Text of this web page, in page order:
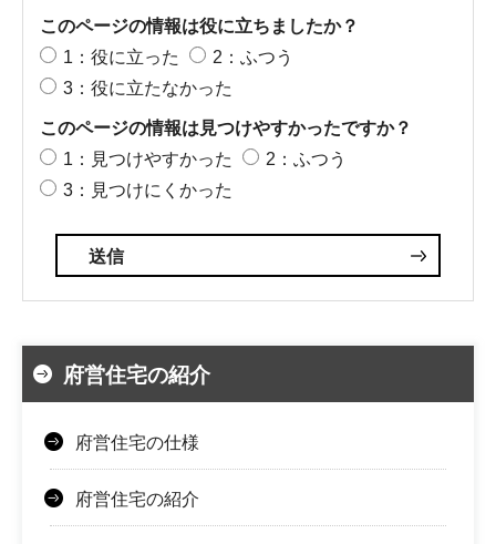
このページの情報は役に立ちましたか？
1：役に立った
2：ふつう
3：役に立たなかった
このページの情報は見つけやすかったですか？
1：見つけやすかった
2：ふつう
3：見つけにくかった
府営住宅の紹介
府営住宅の仕様
府営住宅の紹介